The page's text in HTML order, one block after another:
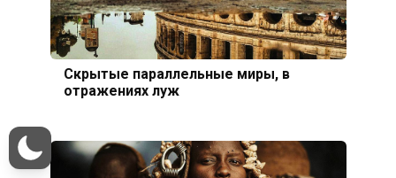
Скрытые параллельные миры, в
отражениях луж